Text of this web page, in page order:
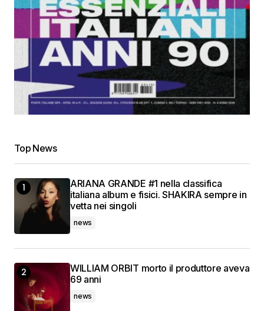
Top News
ARIANA GRANDE #1 nella classifica
italiana album e fisici. SHAKIRA sempre in
vetta nei singoli
news
WILLIAM ORBIT morto il produttore aveva
69 anni
news